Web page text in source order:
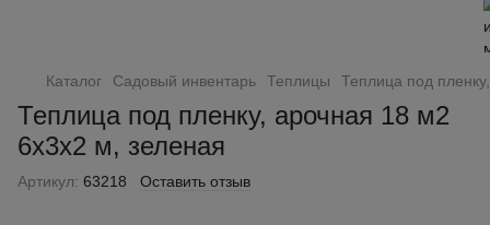
Каталог Садовый инвентарь Теплицы Теплица под
Теплица под пленку, арочная 18 м2
6х3х2 м, зеленая
Артикул: 63218 Оставить отзыв